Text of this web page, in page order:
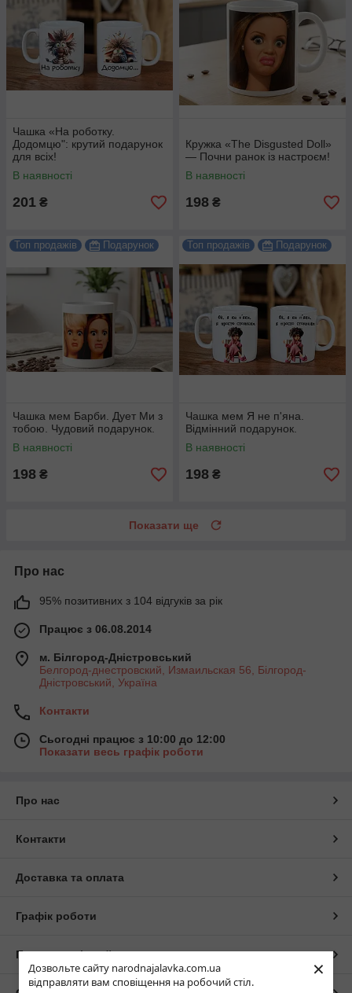
Дозвольте сайту narodnajalavka.com.ua
відправляти вам сповіщення на робочий стіл.
×
Чашка «На роботку.
Додомцю": крутий подарунок
для всіх!
В наявності
201 ₴
Кружка «The Disgusted Doll»
— Почни ранок із настроєм!
В наявності
198 ₴
Топ продажів Подарунок
Чашка мем Барби. Дует Ми з
тобою. Чудовий подарунок.
В наявності
198 ₴
Топ продажів Подарунок
Чашка мем Я не п'яна.
Відмінний подарунок.
В наявності
198 ₴
Показати ще
Про нас
95% позитивних з 104 відгуків за рік
Працює з 06.08.2014
м. Білгород-Дністровський
Белгород-днестровский, Измаильская 56, Білгород-
Дністровський, Україна
Контакти
Сьогодні працює з 10:00 до 12:00
Показати весь графік роботи
Про нас
Контакти
Доставка та оплата
Графік роботи
Повна версія сайту